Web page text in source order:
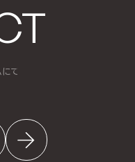
て